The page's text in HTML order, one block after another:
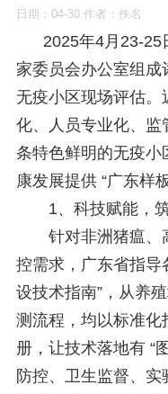
日期：04-30 作者：佚名
2025年4月23-25
家委员会办公室组成
无疫小区现场评估
化、人员专业化、监
条特色鲜明的无疫小
康发展提供 “广东样板
1、科技赋能，筑
针对非洲猪瘟、
控需求，广东省指导
设技术指南”，从养
测流程，均以标准化
册，让技术落地有 “
防控、卫生监督、实